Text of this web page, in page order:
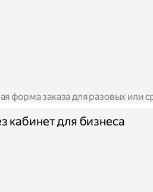
форма заказа для разовых или
кабинет для бизнеса